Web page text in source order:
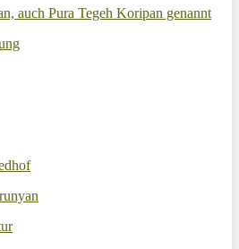
auch Pura Tegeh Koripan genannt